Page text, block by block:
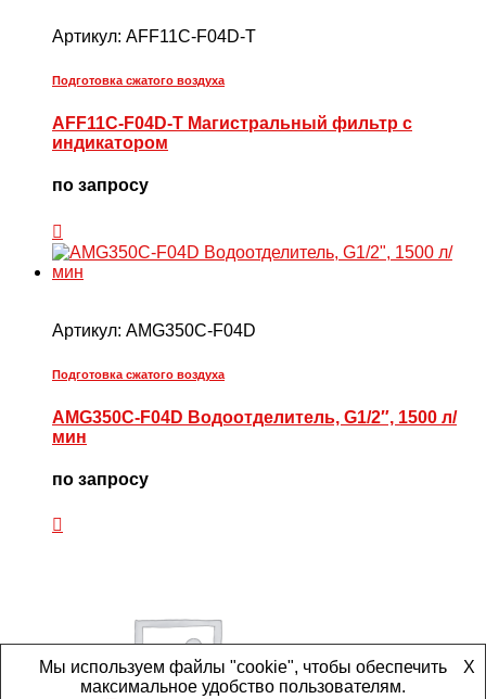
Артикул: AFF11C-F04D-T
Подготовка сжатого воздуха
AFF11C-F04D-T Магистральный фильтр с
индикатором
по запросу
Артикул: AMG350C-F04D
Подготовка сжатого воздуха
AMG350C-F04D Водоотделитель, G1/2″, 1500 л/
мин
по запросу
Мы используем файлы "cookie", чтобы обеспечить
максимальное удобство пользователям.
X